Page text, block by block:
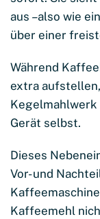
aus –also wie
über einer
Während
extra
Gerät selbst.
Dieses
Vor- und
Kaffeemehl